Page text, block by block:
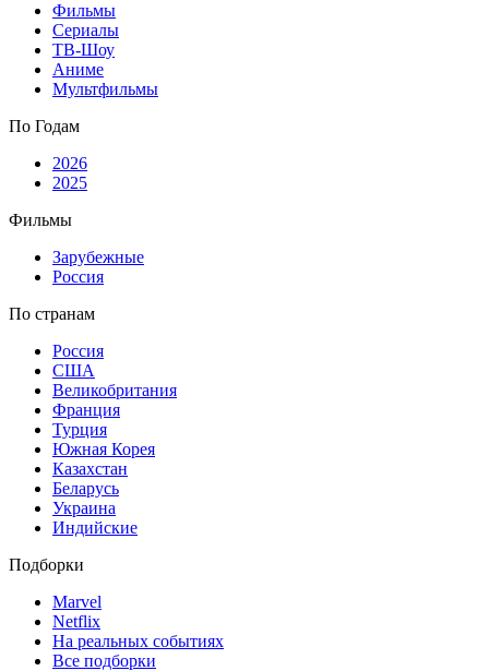
Фильмы
Сериалы
ТВ-Шоу
Аниме
Мультфильмы
По Годам
2026
2025
Фильмы
Зарубежные
Россия
По странам
Россия
США
Великобритания
Франция
Турция
Южная Корея
Казахстан
Беларусь
Украина
Индийские
Подборки
Marvel
Netflix
На реальных событиях
Все подборки